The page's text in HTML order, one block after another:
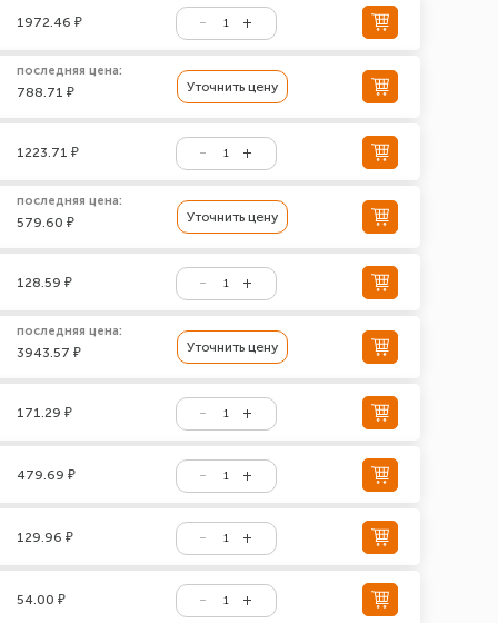
1972.46 ₽
последняя цена:
788.71 ₽ Уточнить цену
1223.71 ₽
последняя цена:
579.60 ₽ Уточнить цену
128.59 ₽
последняя цена:
3943.57 ₽ Уточнить цену
171.29 ₽
479.69 ₽
129.96 ₽
54.00 ₽